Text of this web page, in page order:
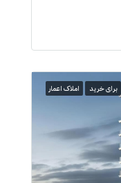
برای خرید املاک اعمار